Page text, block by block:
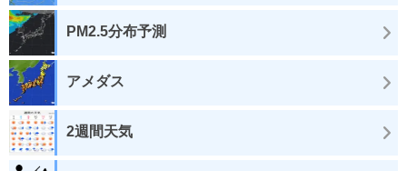
PM2.5分布予測
アメダス
2週間天気